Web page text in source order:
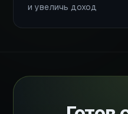
и увеличь доход